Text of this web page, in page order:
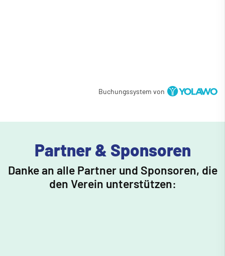
Buchungssystem von
Partner & Sponsoren
Danke an alle Partner und Sponsoren, die
den Verein unterstützen: